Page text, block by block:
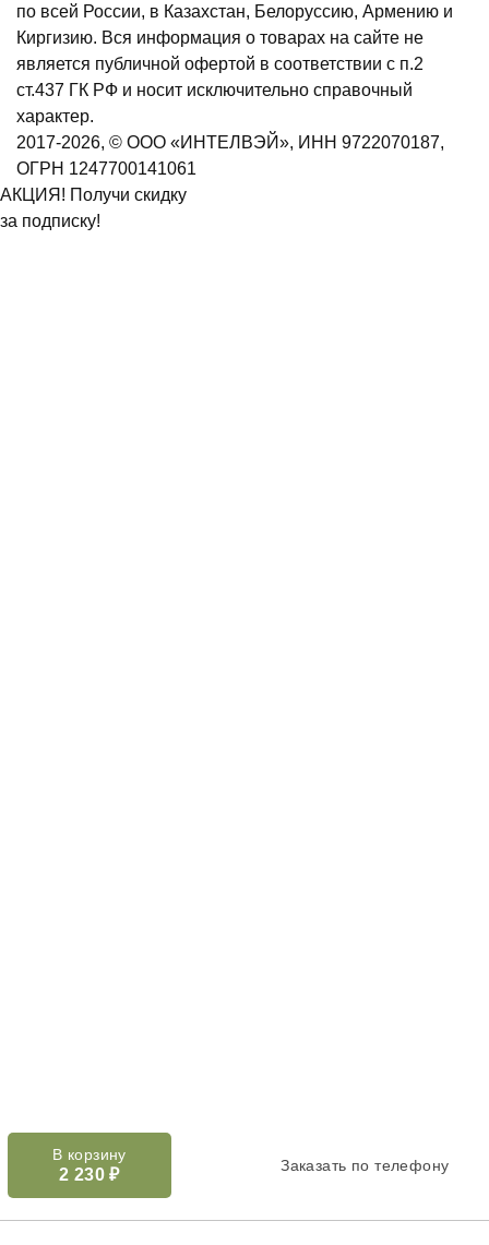
В корзину
2 230 ₽ Заказать по телефону
по всей России, в Казахстан, Белоруссию, Армению и
Киргизию. Вся информация о товарах на сайте не
является публичной офертой в соответствии с п.2
ст.437 ГК РФ и носит исключительно справочный
характер.
2017-2026, © ООО «ИНТЕЛВЭЙ», ИНН 9722070187,
ОГРН 1247700141061
АКЦИЯ! Получи скидку
за подписку!